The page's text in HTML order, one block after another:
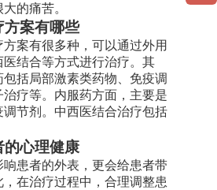
的痛苦。
方案有哪些
案有很多种，可以通过外用
结合等方式进行治疗。其
括局部激素类药物、免疫调
疗等。内服药方面，主要是
节剂。中西医结合治疗包括
的心理健康
响患者的外表，更会给患者带
在治疗过程中，合理调整患